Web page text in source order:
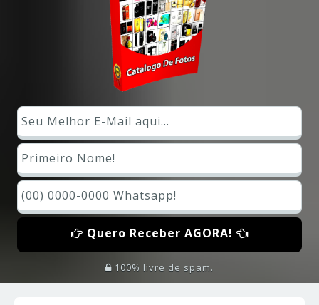
Quero Receber AGORA!
100% livre de spam.